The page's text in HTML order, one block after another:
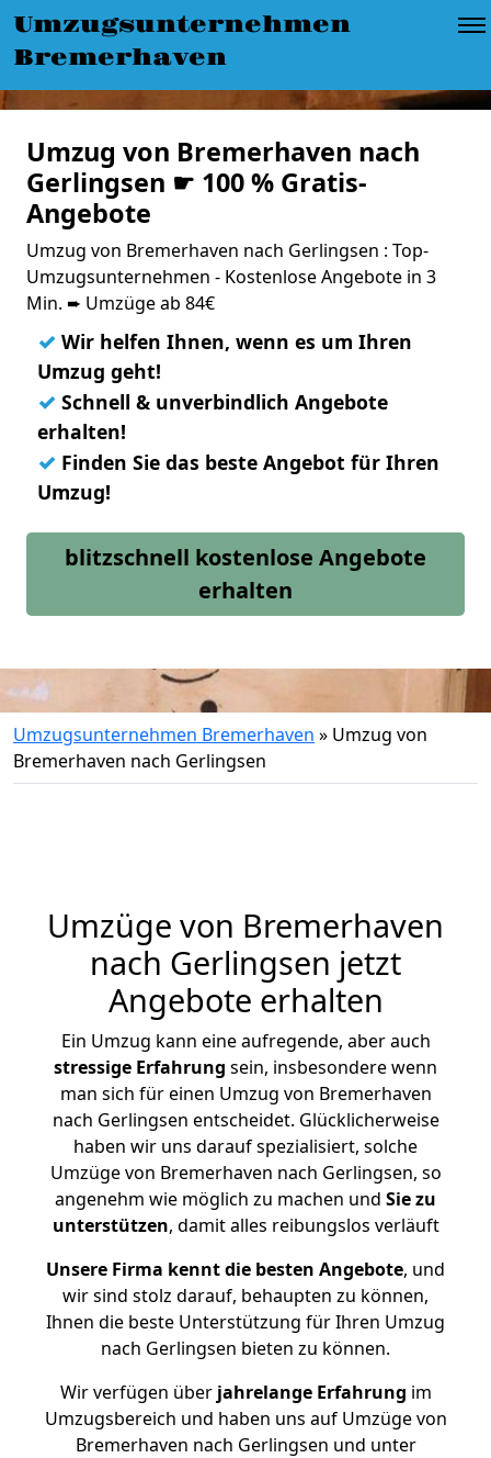
Umzugsunternehmen
Bremerhaven
Umzug von Bremerhaven nach
Gerlingsen ☛ 100 % Gratis-
Angebote
Umzug von Bremerhaven nach Gerlingsen : Top-
Umzugsunternehmen - Kostenlose Angebote in 3
Min. ➨ Umzüge ab 84€
✓ Wir helfen Ihnen, wenn es um Ihren
Umzug geht!
✓ Schnell & unverbindlich Angebote
erhalten!
✓ Finden Sie das beste Angebot für Ihren
Umzug!
blitzschnell kostenlose Angebote
erhalten
Umzugsunternehmen Bremerhaven » Umzug von
Bremerhaven nach Gerlingsen
Umzüge von Bremerhaven
nach Gerlingsen jetzt
Angebote erhalten
Ein Umzug kann eine aufregende, aber auch
stressige Erfahrung sein, insbesondere wenn
man sich für einen Umzug von Bremerhaven
nach Gerlingsen entscheidet. Glücklicherweise
haben wir uns darauf spezialisiert, solche
Umzüge von Bremerhaven nach Gerlingsen, so
angenehm wie möglich zu machen und Sie zu
unterstützen, damit alles reibungslos verläuft
Unsere Firma kennt die besten Angebote, und
wir sind stolz darauf, behaupten zu können,
Ihnen die beste Unterstützung für Ihren Umzug
nach Gerlingsen bieten zu können.
Wir verfügen überjahrelange Erfahrung im
Umzugsbereich und haben uns auf Umzüge von
Bremerhaven nach Gerlingsen und unter